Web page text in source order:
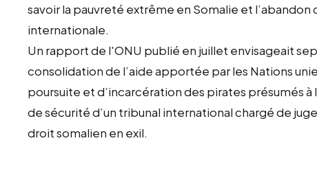
savoir la pauvreté extrême en Somalie et
internationale.
Un rapport de l'ONU publié en juillet envisageait
consolidation de l’aide apportée par les Nations
poursuite et d’incarcération des pirates présumés
de sécurité d’un tribunal international chargé de
droit somalien en exil.